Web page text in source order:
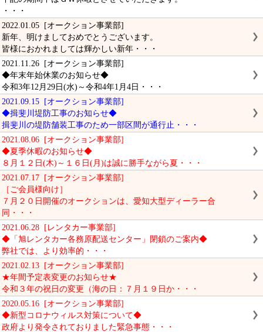
・・・
2022.01.05 [オークション事業部]
新年、明けましておめでとうございます。
皆様におかれましては輝かしい新年・・・
2021.11.26 [オークション事業部]
◆年末年始休業のお知らせ◆
令和3年12月29日(水)～令和4年1月4日・・・
2021.09.15 [オークション事業部]
◆揖斐川堤防工事のお知らせ◆
揖斐川の堤防舗装工事のため一部区間が通行止・・・
2021.08.06 [オークション事業部]
◆夏季休暇のお知らせ◆
８月１２日(木)～１６日(月)は誠に勝手ながら夏・・・
2021.07.17 [オークション事業部]
［ご会員様向け］
７月２０日開催のオークションは、愛知大型ディーラー合
同・・・
2021.06.28 [レンタカー事業部]
◆「旭レンタカー各務原配送センター」閉鎖のご案内◆
弊社では、より効率的・・・
2021.02.13 [オークション事業部]
★年間予定表変更のお知らせ★
令和３年の祝日の変更（海の日：７月１９日か・・・
2020.05.16 [オークション事業部]
◆新型コロナウィルス対策について◆
政府より発令されておりました緊急事態・・・